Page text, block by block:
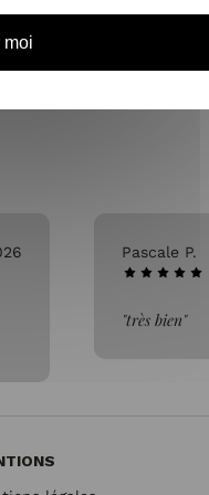
SAMEDI DE 10H À
Pascale P.
"très bien"
moi